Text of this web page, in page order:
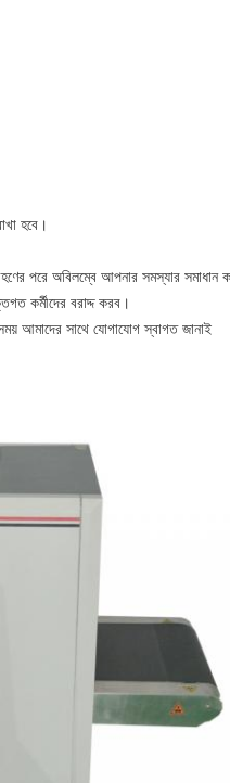
হবে।
পরে অবিলম্বে আপনার সমস্যার সমাধান
কর্মীদের বরাদ্দ করব।
আমাদের সাথে যোগাযোগ স্বাগত জানাই